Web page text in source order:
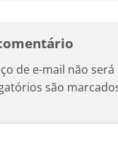
de e-mail não
são